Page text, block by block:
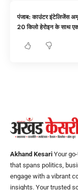
पंजाब: काउंटर इंटेलिजेंस
20 किलो हेरोइन के साथ
Akhand Kesari Your
that spans politics,
engage with a vibrant
insights. Your trusted